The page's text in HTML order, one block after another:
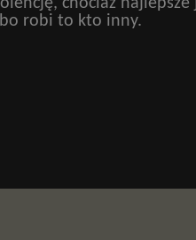
chociaż najlepsze
robi to kto inny.